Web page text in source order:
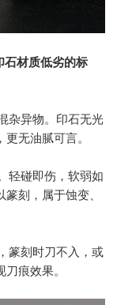
石材质低劣的标
杂异物。印石无光
无油腻可言。
轻碰即伤，软弱如
刻，属于蚀变、
篆刻时刀不入，或
痕效果。